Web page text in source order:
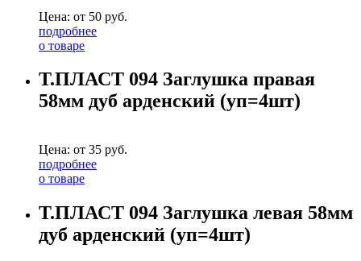
Цена: от 50 руб.
подробнее
о товаре
Т.ПЛАСТ 094 Заглушка правая
58мм дуб арденский (уп=4шт)
Цена: от 35 руб.
подробнее
о товаре
Т.ПЛАСТ 094 Заглушка левая 58мм
дуб арденский (уп=4шт)